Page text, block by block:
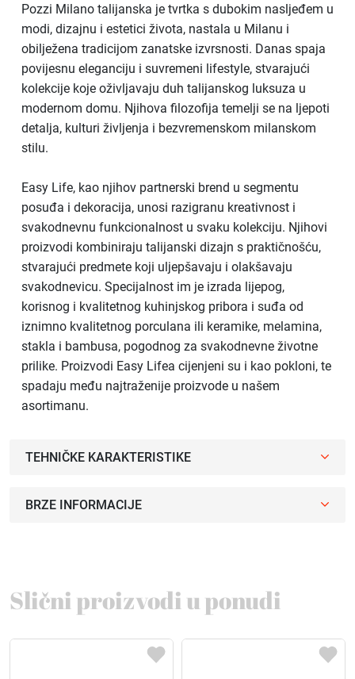
Pozzi Milano talijanska je tvrtka s dubokim nasljeđem u
modi, dizajnu i estetici života, nastala u Milanu i
obilježena tradicijom zanatske izvrsnosti. Danas spaja
povijesnu eleganciju i suvremeni lifestyle, stvarajući
kolekcije koje oživljavaju duh talijanskog luksuza u
modernom domu. Njihova filozofija temelji se na ljepoti
detalja, kulturi življenja i bezvremenskom milanskom
stilu.
Easy Life, kao njihov partnerski brend u segmentu
posuđa i dekoracija, unosi razigranu kreativnost i
svakodnevnu funkcionalnost u svaku kolekciju. Njihovi
proizvodi kombiniraju talijanski dizajn s praktičnošću,
stvarajući predmete koji uljepšavaju i olakšavaju
svakodnevicu. Specijalnost im je izrada lijepog,
korisnog i kvalitetnog kuhinjskog pribora i suđa od
iznimno kvalitetnog porculana ili keramike, melamina,
stakla i bambusa, pogodnog za svakodnevne životne
prilike. Proizvodi Easy Lifea cijenjeni su i kao pokloni, te
spadaju među najtraženije proizvode u našem
asortimanu.
TEHNIČKE KARAKTERISTIKE
BRZE INFORMACIJE
Slični proizvodi u ponudi